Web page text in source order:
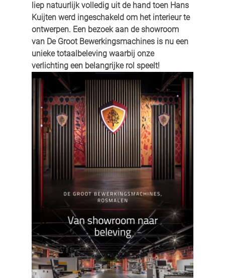
liep natuurlijk volledig uit de hand toen Hans
Kuijten werd ingeschakeld om het interieur te
ontwerpen. Een bezoek aan de showroom
van De Groot Bewerkingsmachines is nu een
unieke totaalbeleving waarbij onze
verlichting een belangrijke rol speelt!